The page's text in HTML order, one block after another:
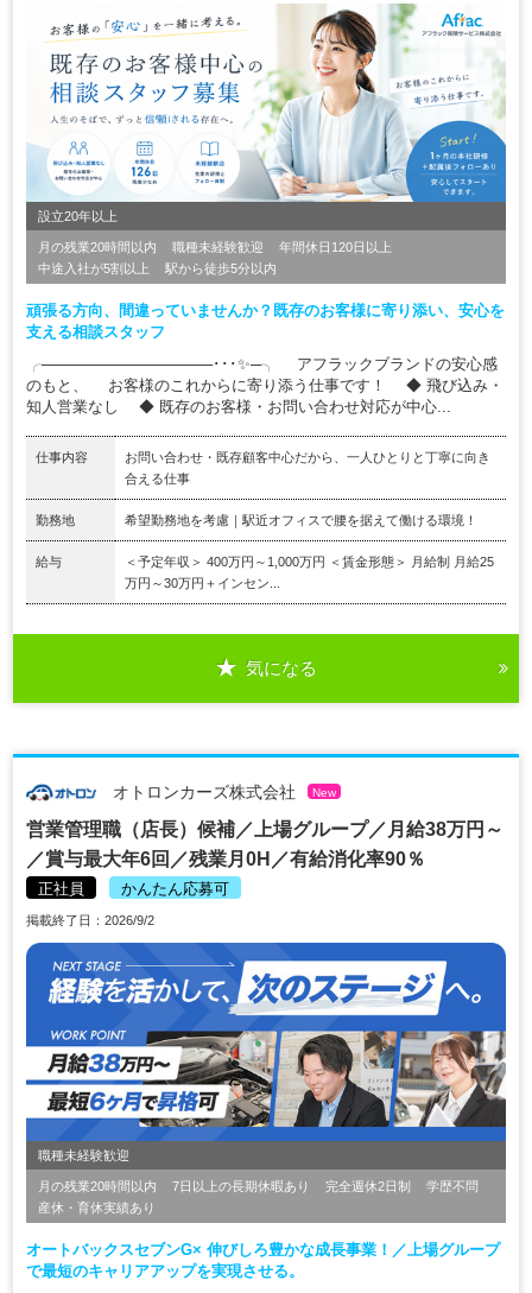
設立20年以上
月の残業20時間以内 職種未経験歓迎
年間休日120日以上
中途入社が5割以上
駅から徒歩5分以内
頑張る方向、間違っていませんか？既存のお客様に寄り添い、安心を
支える相談スタッフ
╭────────────────･･･✨─╮ アフラックブランドの安心感
のもと、 お客様のこれからに寄り添う仕事です！ ◆ 飛び込み・
知人営業なし ◆ 既存のお客様・お問い合わせ対応が中心...
仕事内容
お問い合わせ・既存顧客中心だから、一人ひとりと丁寧に向き
合える仕事
勤務地 希望勤務地を考慮｜駅近オフィスで腰を据えて働ける環境！
給与
＜予定年収＞ 400万円～1,000万円 ＜賃金形態＞ 月給制 月給25
万円～30万円＋インセン...
気になる
オトロンカーズ株式会社 New
営業管理職（店長）候補／上場グループ／月給38万円～
／賞与最大年6回／残業月0H／有給消化率90％
正社員 かんたん応募可
掲載終了日：2026/9/2
職種未経験歓迎
月の残業20時間以内 7日以上の長期休暇あり 完全週休2日制
学歴不問
産休・育休実績あり
オートバックスセブンG× 伸びしろ豊かな成長事業！／上場グループ
で最短のキャリアアップを実現させる。